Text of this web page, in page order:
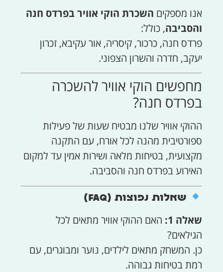
אנו מספקים השכרת הוקי אוויר בפרדס חנה
והסביבה, כולל:
פרדס חנה, כרכור, קיסריה, אור עקיבא, זכרון
יעקב, חדרה והשרון הצפוני.
מחפשים הוקי אוויר להשכרה
בפרדס חנה?
ההוקי אוויר שלנו מבטיח שעות של פעילות
ספורטיבית מהנה לכל אורח, עם התקנה
מקצועית, בטיחות מלאה ושירות אמין עד למקום
האירוע בפרדס חנה והסביבה.
שאלות נפוצות (FAQ)
שאלה 1:
האם ההוקי אוויר מתאים לכל
הגילאים?
כן. המשחק מתאים לילדים, נוער ומבוגרים, עם
רמת בטיחות גבוהה.